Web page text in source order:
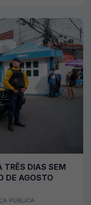
TRÊS DIAS SEM
DE AGOSTO
PÚBLICA